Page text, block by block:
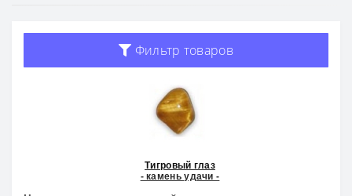
Фильтр товаров
Тигровый глаз
- камень удачи -